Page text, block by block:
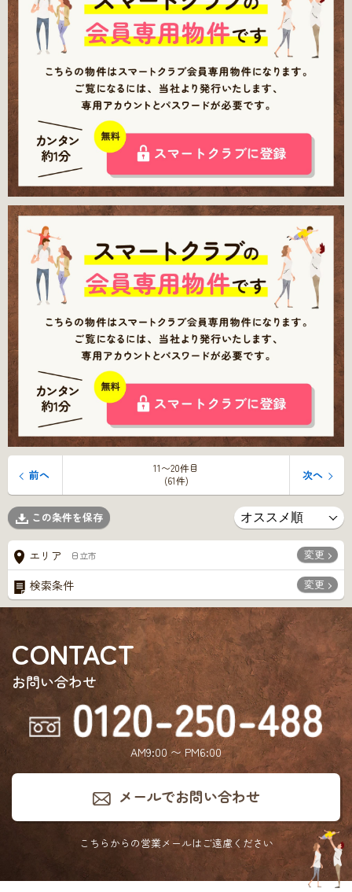
11〜20件目
(61件)
前へ 次へ
この条件を保存
エリア 日立市 変更
検索条件 変更
CONTACT
お問い合わせ
AM9:00 〜 PM6:00
メールでお問い合わせ
こちらからの営業メールはご遠慮ください